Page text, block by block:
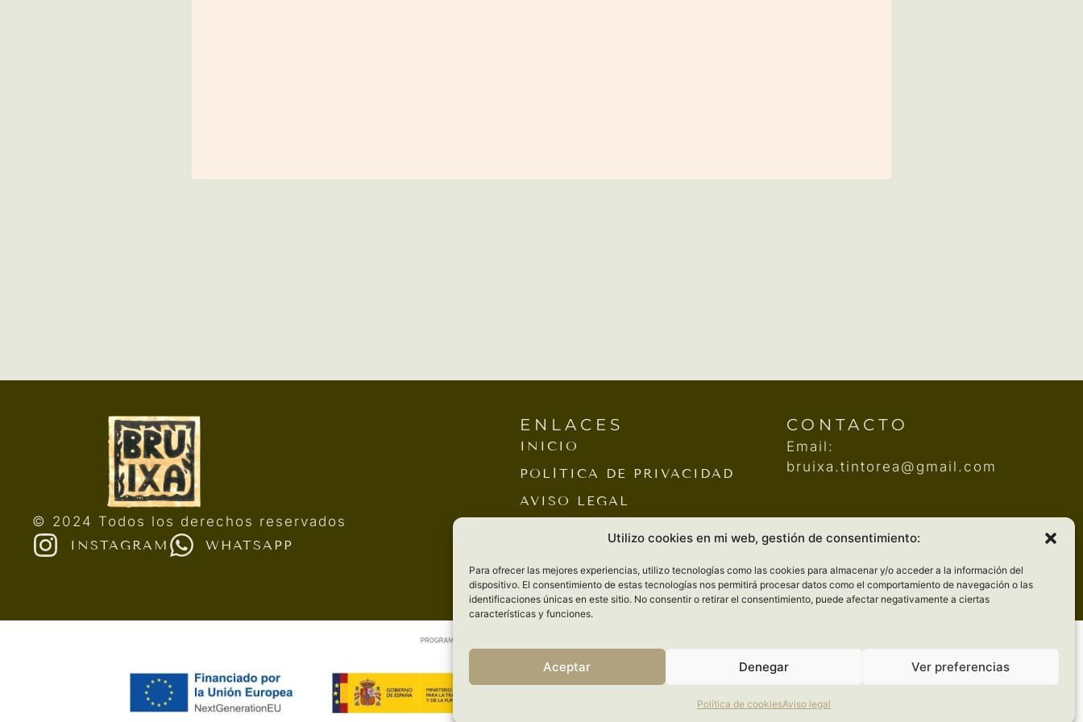
Utilizo cookies en mi web, gestión de consentimiento:
Para ofrecer las mejores experiencias, utilizo tecnologías como las cookies para almacenar y/o acceder a la información del
dispositivo. El consentimiento de estas tecnologías nos permitirá procesar datos como el comportamiento de navegación o las
identificaciones únicas en este sitio. No consentir o retirar el consentimiento, puede afectar negativamente a ciertas
características y funciones.
Aceptar Denegar Ver preferencias
Política de cookiesAviso legal
© 2024 Todos los derechos reservados
INSTAGRAM WHATSAPP
ENLACES
INICIO
POLÍTICA DE PRIVACIDAD
AVISO LEGAL
POLÍTICA DE COOKIES
MAPA DEL SITIO
CONTACTO
Email:
bruixa.tintorea@gmail.com